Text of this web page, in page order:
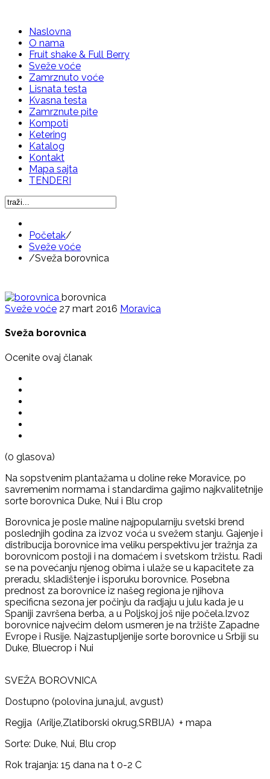
Naslovna
O nama
Fruit shake & Full Berry
Sveže voće
Zamrznuto voće
Lisnata testa
Kvasna testa
Zamrznute pite
Kompoti
Ketering
Katalog
Kontakt
Mapa sajta
TENDERI
Početak/
Sveže voće
/Sveža borovnica
borovnica
Sveže voće 27 mart 2016 Moravica
Sveža borovnica
Ocenite ovaj članak
(0 glasova)
Na sopstvenim plantažama u doline reke Moravice, po
savremenim normama i standardima gajimo najkvalitetnije
sorte borovnica Duke, Nui i Blu crop
Borovnica je posle maline najpopularniju svetski brend
poslednjih godina za izvoz voća u svežem stanju. Gajenje i
distribucija borovnice ima veliku perspektivu jer tražnja za
borovnicom postoji i na domaćem i svetskom tržistu. Radi
se na povećanju njenog obima i ulaže se u kapacitete za
preradu, skladištenje i isporuku borovnice. Posebna
prednost za borovnice iz našeg regiona je njihova
specificna sezona jer počinju da radjaju u julu kada je u
Spaniji završena berba, a u Poljskoj još nije počela.Izvoz
borovnice najvećim delom usmeren je na tržište Zapadne
Evrope i Rusije. Najzastupljenije sorte borovnice u Srbiji su
Duke, Bluecrop i Nui
SVEŽA BOROVNICA
Dostupno (polovina juna,jul, avgust)
Regija (Arilje,Zlatiborski okrug,SRBIJA) + mapa
Sorte: Duke, Nui, Blu crop
Rok trajanja: 15 dana na t 0-2 C